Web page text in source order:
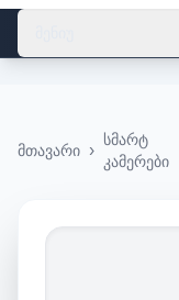
მთავარი ›
სმარტ
კამერები